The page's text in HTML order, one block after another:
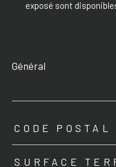
exposé sont
général
CODE POSTAL
SURFACE